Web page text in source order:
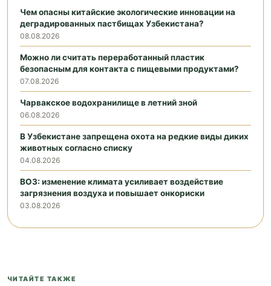
Чем опасны китайские экологические инновации на
деградированных пастбищах Узбекистана?
08.08.2026
Можно ли считать переработанный пластик
безопасным для контакта с пищевыми продуктами?
07.08.2026
Чарвакское водохранилище в летний зной
06.08.2026
В Узбекистане запрещена охота на редкие виды диких
животных согласно списку
04.08.2026
ВОЗ: изменение климата усиливает воздействие
загрязнения воздуха и повышает онкориски
03.08.2026
ЧИТАЙТЕ ТАКЖЕ